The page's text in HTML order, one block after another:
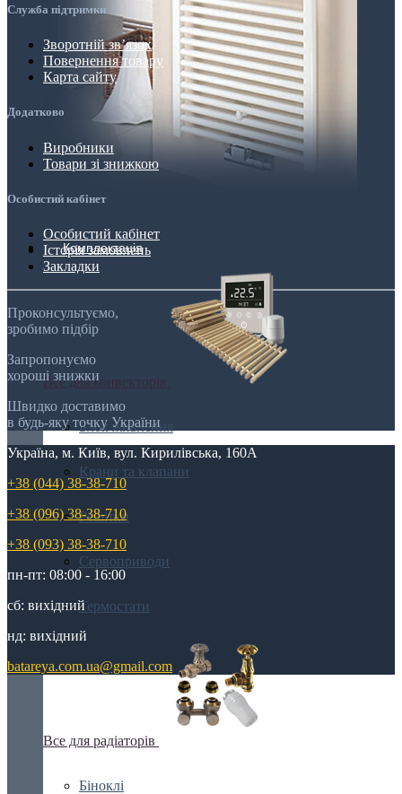
Комплектація
Все для конвекторів
Блок живлення
Крани та клапани
Решітки
Сервоприводи
Термостати
Все для радіаторів
Біноклі
Служба підтримки
Зворотній зв’язок
Повернення товару
Карта сайту
Додатково
Виробники
Товари зі знижкою
Особистий кабінет
Особистий кабінет
Історія замовлень
Закладки
Проконсультуємо,
зробимо підбір
Запропонуємо
хороші знижки
Швидко доставимо
в будь-яку точку України
Україна, м. Київ, вул. Кирилівська, 160А
+38 (044) 38-38-710
+38 (096) 38-38-710
+38 (093) 38-38-710
пн-пт: 08:00 - 16:00
сб: вихідний
нд: вихідний
batareya.com.ua@gmail.com